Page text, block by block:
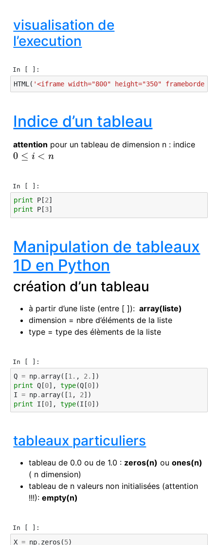
visualisation de
l’execution
In [ ]:
HTML ( '<iframe width="800" height="350" frameborder="0"
Indice d’un tableau
attention pour un tableau de dimension n : indice
0 ≤ i < n
0 ≤i< n
In [ ]:
print P [2]
print
P [3]
Manipulation de tableaux
1D en Python
création d’un tableau
à partir d’une liste (entre [ ]): array(liste)
dimension = nbre d’éléments de la liste
type = type des élèments de la liste
In [ ]:
Q = np. array([1. , 2. ])
print Q [0], type(Q [0])
I = np. array([1 , 2])
print
I [0], type(I [0])
tableaux particuliers
tableau de 0.0 ou de 1.0 : zeros(n) ouones(n)
( n dimension)
tableau de n valeurs non initialisées (attention
!!!):empty(n)
In [ ]:
X = np. zeros (5)